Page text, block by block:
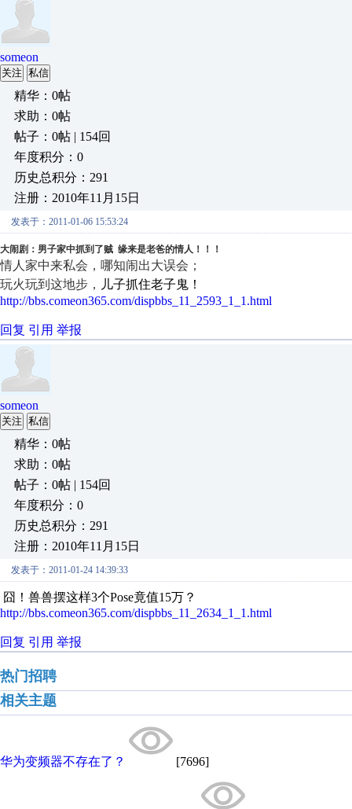
someon
关注 私信
精华：0帖
求助：0帖
帖子：0帖 | 154回
年度积分：0
历史总积分：291
注册：2010年11月15日
发表于：2011-01-06 15:53:24
大闹剧：男子家中抓到了贼 缘来是老爸的情人！！！
情人家中来私会，哪知闹出大误会；
玩火玩到这地步，
儿子抓住老子鬼！
http://bbs.comeon365.com/dispbbs_11_2593_1_1.html
回复 引用 举报
someon
关注 私信
精华：0帖
求助：0帖
帖子：0帖 | 154回
年度积分：0
历史总积分：291
注册：2010年11月15日
发表于：2011-01-24 14:39:33
囧！兽兽摆这样3个Pose竟值15万？
http://bbs.comeon365.com/dispbbs_11_2634_1_1.html
回复 引用 举报
热门招聘
相关主题
华为变频器不存在了？ [7696]